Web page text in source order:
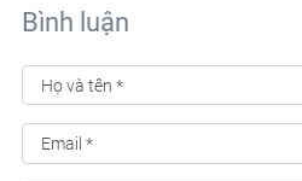
Bình luận